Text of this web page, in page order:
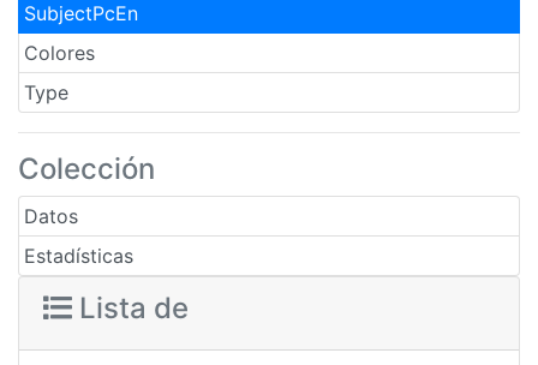
SubjectPcEn
Colores
Type
Colección
Datos
Estadísticas
Lista de